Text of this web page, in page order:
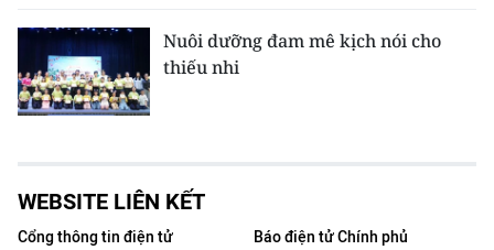
Nuôi dưỡng đam mê kịch nói cho
thiếu nhi
WEBSITE LIÊN KẾT
Cổng thông tin điện tử
Báo điện tử Chính phủ